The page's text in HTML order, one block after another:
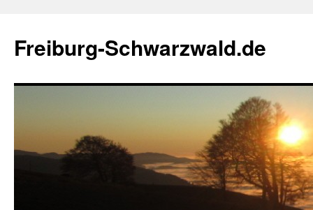
springen
Freiburg-Schwarzwald.de